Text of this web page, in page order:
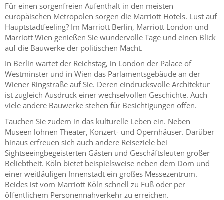
Für einen sorgenfreien Aufenthalt in den meisten
europäischen Metropolen sorgen die Marriott Hotels. Lust auf
Hauptstadtfeeling? Im Marriott Berlin, Marriott London und
Marriott Wien genießen Sie wundervolle Tage und einen Blick
auf die Bauwerke der politischen Macht.
In Berlin wartet der Reichstag, in London der Palace of
Westminster und in Wien das Parlamentsgebäude an der
Wiener Ringstraße auf Sie. Deren eindrucksvolle Architektur
ist zugleich Ausdruck einer wechselvollen Geschichte. Auch
viele andere Bauwerke stehen für Besichtigungen offen.
Tauchen Sie zudem in das kulturelle Leben ein. Neben
Museen lohnen Theater, Konzert- und Opernhäuser. Darüber
hinaus erfreuen sich auch andere Reiseziele bei
Sightseeingbegeisterten Gästen und Geschäftsleuten großer
Beliebtheit. Köln bietet beispielsweise neben dem Dom und
einer weitläufigen Innenstadt ein großes Messezentrum.
Beides ist vom Marriott Köln schnell zu Fuß oder per
öffentlichem Personennahverkehr zu erreichen.